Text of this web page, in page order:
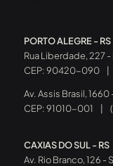
PORTO ALEGRE - RS
Rua Liberdade, 227 -
CEP: 90420-090
Av. Assis Brasil, 1660
CEP: 91010-001
CAXIAS DO SUL - RS
Av. Rio Branco, 126 -